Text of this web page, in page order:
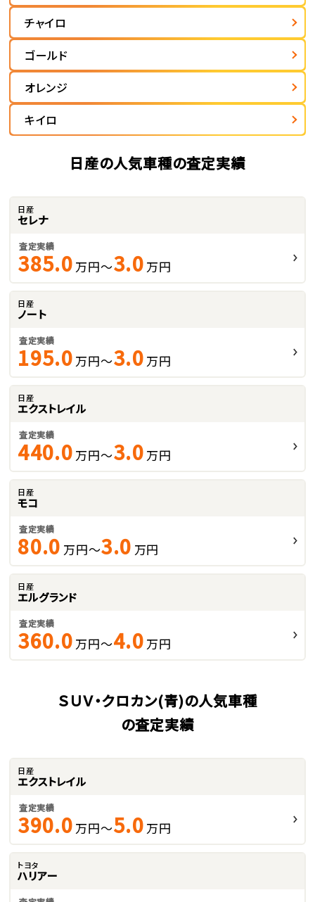
チャイロ
ゴールド
オレンジ
キイロ
日産の人気車種の査定実績
日産
セレナ
査定実績
385.0 万円～3.0 万円
日産
ノート
査定実績
195.0 万円～3.0 万円
日産
エクストレイル
査定実績
440.0 万円～3.0 万円
日産
モコ
査定実績
80.0 万円～3.0 万円
日産
エルグランド
査定実績
360.0 万円～4.0 万円
ＳＵＶ・クロカン(青)の人気車種
の査定実績
日産
エクストレイル
査定実績
390.0 万円～5.0 万円
トヨタ
ハリアー